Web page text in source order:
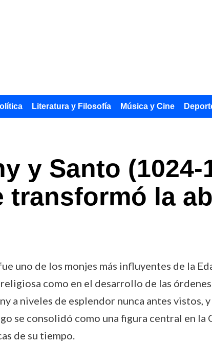
Literatura y Filosofía Música y Cine
y Santo (1024-
la
uno de los monjes más influyentes de la
como en el desarrollo de las órdenes
a niveles de esplendor nunca antes vistos,
se consolidó como una figura central en
de su tiempo.